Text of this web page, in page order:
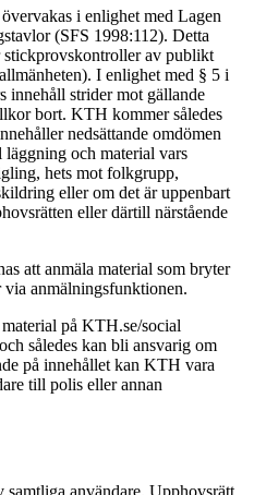
i enlighet med Lagen
(SFS 1998:112). Detta
av publikt
I enlighet med § 5 i
innehåll strider mot gällande
bort. KTH kommer således
nedsättande omdömen
och material vars
hets mot folkgrupp,
eller om det är uppenbart
eller därtill närstående
att anmäla material som bryter
anmälningsfunktionen.
på KTH.se/social
således kan bli ansvarig om
på innehållet kan KTH vara
till polis eller annan
samtliga användare. Upphovsrätt